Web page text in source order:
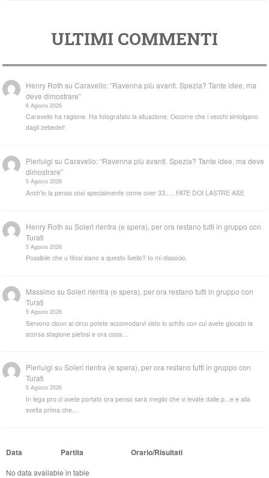
ULTIMI COMMENTI
Henry Roth suCaravello: “Ravenna più avanti. Spezia? Tante idee, ma
deve dimostrare”
6 Agosto 2026
Caravello ha ragione. Ha fotografato la situazione. Occorre che i vecchi sintolgano
dagli zebedei!
Pierluigi suCaravello: “Ravenna più avanti. Spezia? Tante idee, ma deve
dimostrare”
5 Agosto 2026
Anch'io la penso così specialmente come over 33..... FATE DOI LASTRE ASE
Henry Roth suSoleri rientra (e spera), per ora restano tutti in gruppo con
Turati
5 Agosto 2026
Possibile che u tifosi siano a questo livello? Io mi dissocio.
Massimo suSoleri rientra (e spera), per ora restano tutti in gruppo con
Turati
5 Agosto 2026
Servono cloun al circo potete accomodarvi visto lo schifo con cui avete giocato la
scorsa stagione pietosi e ora cosa…
Pierluigi suSoleri rientra (e spera), per ora restano tutti in gruppo con
Turati
5 Agosto 2026
In lega pro ci avete portato ora penso sarà meglio che vi levate dalle p...e e alla
svelta prima che…
Data Partita Orario/Risultati
No data available in table